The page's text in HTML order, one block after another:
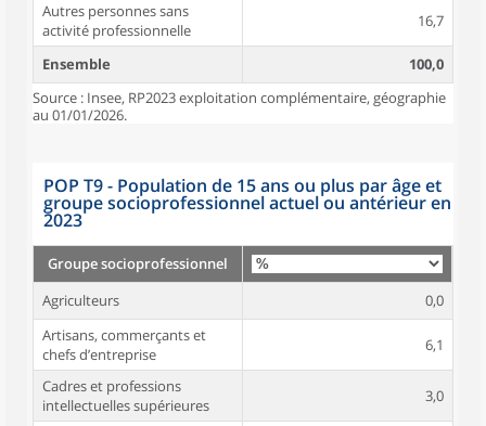
Autres personnes sans
activité professionnelle
16,7
Ensemble
100,0
Source : Insee, RP2023 exploitation complémentaire, géographie
au 01/01/2026.
POP T9 - Population de 15 ans ou plus par âge et
groupe socioprofessionnel actuel ou antérieur en
2023
Groupe socioprofessionnel
Agriculteurs
0,0
Artisans, commerçants et
chefs d’entreprise
6,1
Cadres et professions
intellectuelles supérieures
3,0